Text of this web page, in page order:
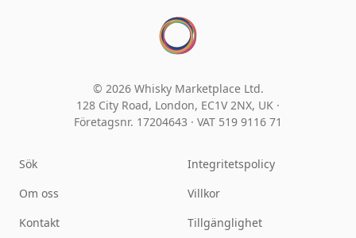
© 2026 Whisky Marketplace Ltd.
128 City Road, London, EC1V 2NX, UK ·
Företagsnr. 17204643 · VAT 519 9116 71
Sök
Om oss
Kontakt
Integritetspolicy
Villkor
Tillgänglighet